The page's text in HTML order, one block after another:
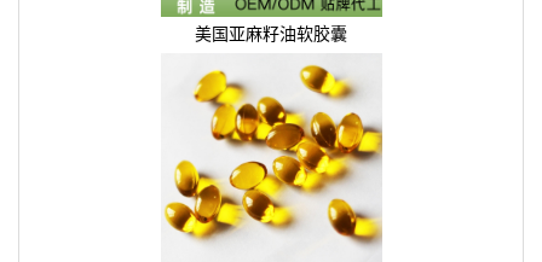
美国亚麻籽油软胶囊